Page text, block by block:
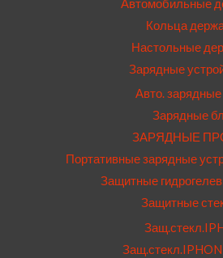
Автомобильные
Кольца
Настольные
Зарядные
Авто.
Зарядные
ЗАРЯДНЫЕ
Портативные зарядные
Защитные
Защитные